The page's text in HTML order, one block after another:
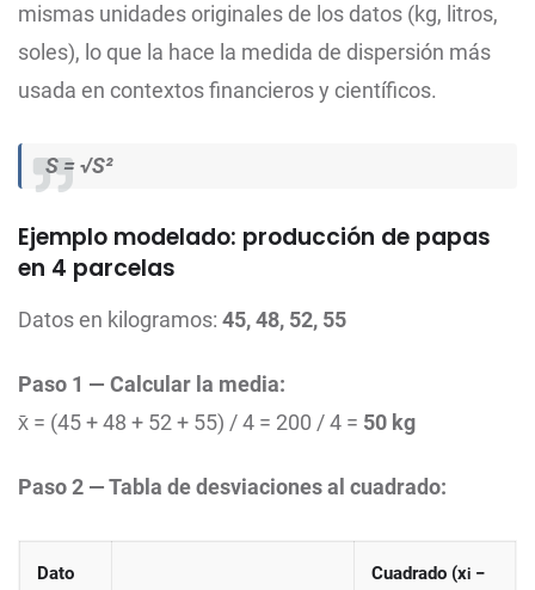
mismas unidades originales de los datos (kg, litros,
soles), lo que la hace la medida de dispersión más
usada en contextos financieros y científicos.
S = √S²
Ejemplo modelado: producción de papas
en 4 parcelas
Datos en kilogramos: 45, 48, 52, 55
Paso 1 — Calcular la media:
x̄ = (45 + 48 + 52 + 55) / 4 = 200 / 4 = 50 kg
Paso 2 — Tabla de desviaciones al cuadrado:
Dato
Cuadrado (xi −